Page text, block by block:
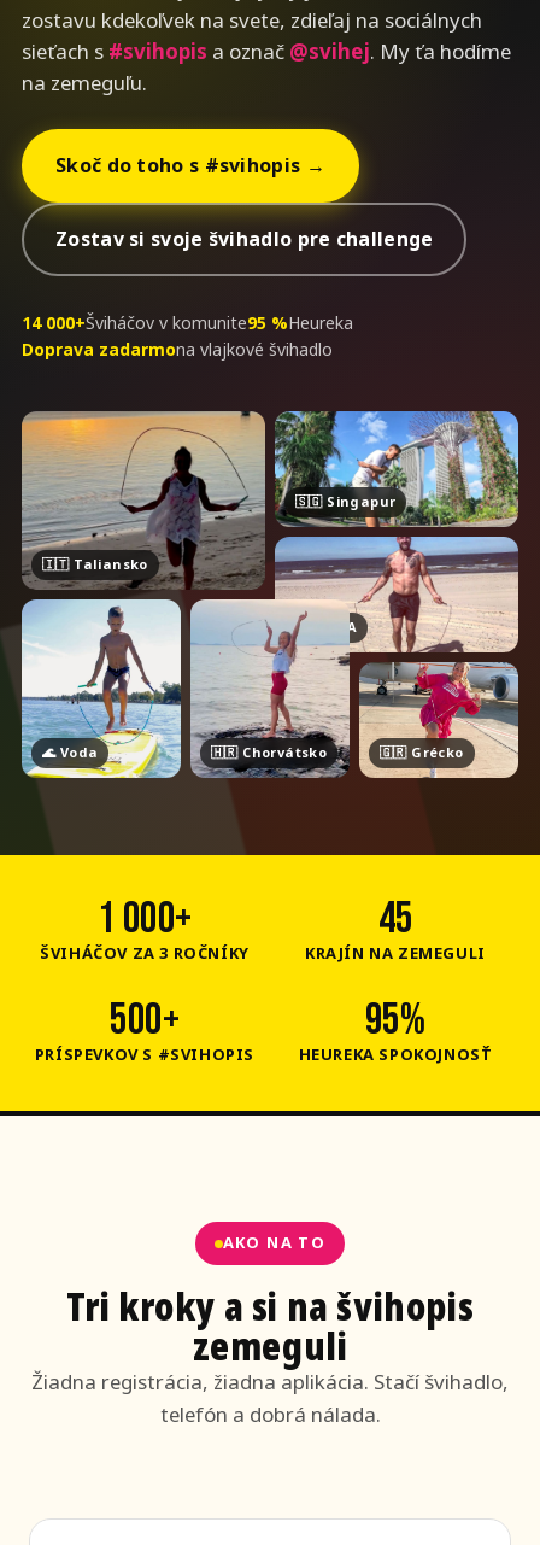
zostavu kdekoľvek na svete, zdieľaj na sociálnych
sieťach s #svihopis a označ @svihej. My ťa hodíme
na zemeguľu.
Skoč do toho s #svihopis →
Zostav si svoje švihadlo pre challenge
14 000+Šviháčov v komunite95 %Heureka
Doprava zadarmona vlajkové švihadlo
🇮🇹 Taliansko
🇸🇬 Singapur
🇺🇸 USA
🌊 Voda 🇭🇷 Chorvátsko 🇬🇷 Grécko
1 000+
ŠVIHÁČOV ZA 3 ROČNÍKY
45
KRAJÍN NA ZEMEGULI
500+
PRÍSPEVKOV S #SVIHOPIS
95%
HEUREKA SPOKOJNOSŤ
AKO NA TO
Tri kroky a si na švihopis
zemeguli
Žiadna registrácia, žiadna aplikácia. Stačí švihadlo,
telefón a dobrá nálada.